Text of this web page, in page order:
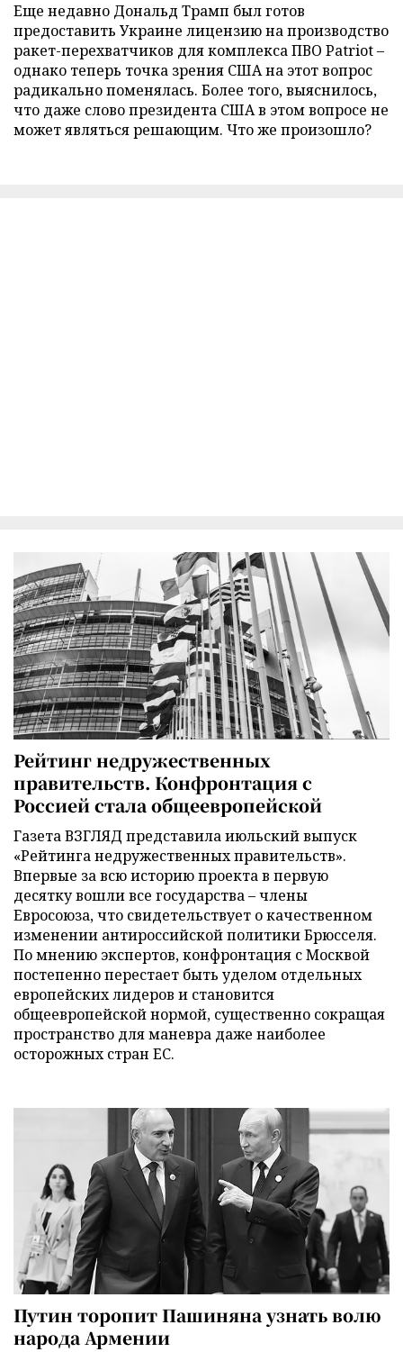
Еще недавно Дональд Трамп был готов
предоставить Украине лицензию на производство
ракет-перехватчиков для комплекса ПВО Patriot –
однако теперь точка зрения США на этот вопрос
радикально поменялась. Более того, выяснилось,
что даже слово президента США в этом вопросе не
может являться решающим. Что же произошло?
Рейтинг недружественных
правительств. Конфронтация с
Россией стала общеевропейской
Газета ВЗГЛЯД представила июльский выпуск
«Рейтинга недружественных правительств».
Впервые за всю историю проекта в первую
десятку вошли все государства – члены
Евросоюза, что свидетельствует о качественном
изменении антироссийской политики Брюсселя.
По мнению экспертов, конфронтация с Москвой
постепенно перестает быть уделом отдельных
европейских лидеров и становится
общеевропейской нормой, существенно сокращая
пространство для маневра даже наиболее
осторожных стран ЕС.
Путин торопит Пашиняна узнать волю
народа Армении